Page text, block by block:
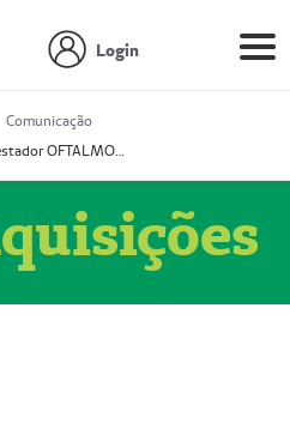
Login
Comunicação
Prestador OFTALMOCLÍNICA SÃO GONÇALO (55004164-2)